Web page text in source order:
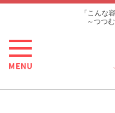
>
「こんな
～つつ